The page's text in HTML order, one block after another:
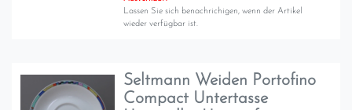
Lassen Sie sich benachrichigen, wenn der Artikel
wieder verfügbar ist.
Seltmann Weiden Portofino
Compact Untertasse